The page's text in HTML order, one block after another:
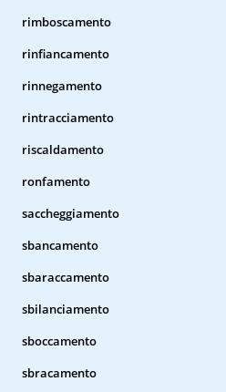
rimboscamento
rinfiancamento
rinnegamento
rintracciamento
riscaldamento
ronfamento
saccheggiamento
sbancamento
sbaraccamento
sbilanciamento
sboccamento
sbracamento